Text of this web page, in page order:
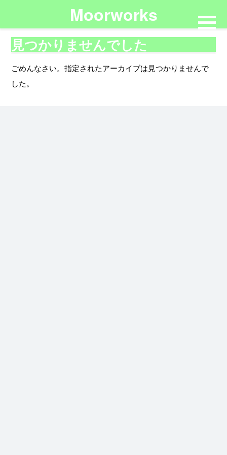
Moorworks
見つかりませんでした
ごめんなさい。指定されたアーカイブは見つかりませんで
した。